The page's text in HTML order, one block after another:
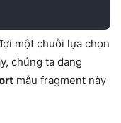
một chuỗi lựa chọn
chúng ta đang
mẫu fragment này